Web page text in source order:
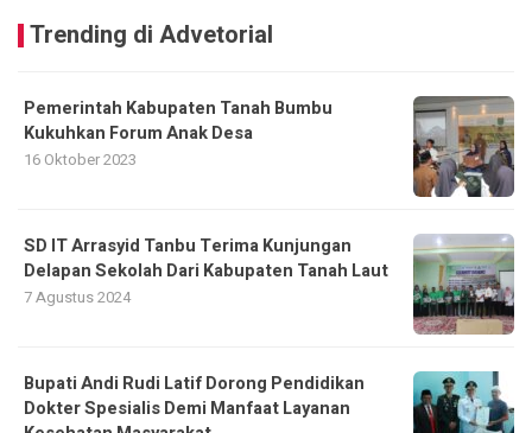
Trending di Advetorial
Pemerintah Kabupaten Tanah Bumbu
Kukuhkan Forum Anak Desa
16 Oktober 2023
SD IT Arrasyid Tanbu Terima Kunjungan
Delapan Sekolah Dari Kabupaten Tanah Laut
7 Agustus 2024
Bupati Andi Rudi Latif Dorong Pendidikan
Dokter Spesialis Demi Manfaat Layanan